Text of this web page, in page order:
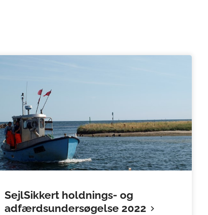
SejlSikkert holdnings- og
adfærdsundersøgelse 2022